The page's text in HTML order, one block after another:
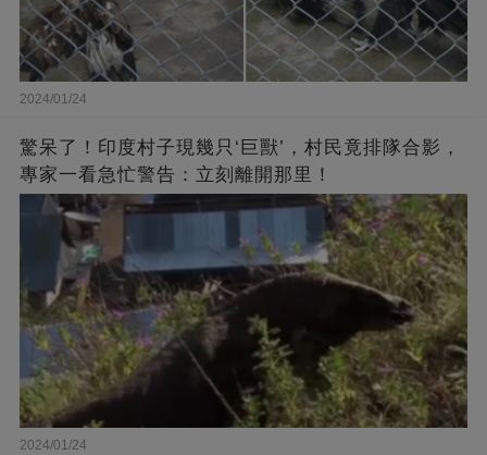
2024/01/24
驚呆了！印度村子現幾只‘巨獸’，村民竟排隊合影，
專家一看急忙警告：立刻離開那里！
2024/01/24